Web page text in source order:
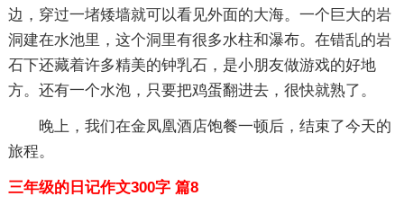
边，穿过一堵矮墙就可以看见外面的大海。一个巨大的岩
洞建在水池里，这个洞里有很多水柱和瀑布。在错乱的岩
石下还藏着许多精美的钟乳石，是小朋友做游戏的好地
方。还有一个水泡，只要把鸡蛋翻进去，很快就熟了。
晚上，我们在金凤凰酒店饱餐一顿后，结束了今天的
旅程。
三年级的日记作文300字 篇8